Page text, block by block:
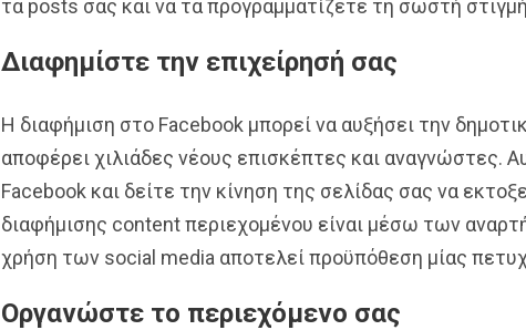
τα posts σας και να τα προγραμματίζετε τη σωστή
Διαφημίστε την επιχείρησή σας
Η διαφήμιση στο Facebook μπορεί να αυξήσει την
αποφέρει χιλιάδες νέους επισκέπτες και αναγνώστες.
Facebook και δείτε την κίνηση της σελίδας σας να
διαφήμισης content περιεχομένου είναι μέσω των
χρήση των social media αποτελεί προϋπόθεση μίας
Οργανώστε το περιεχόμενο σας